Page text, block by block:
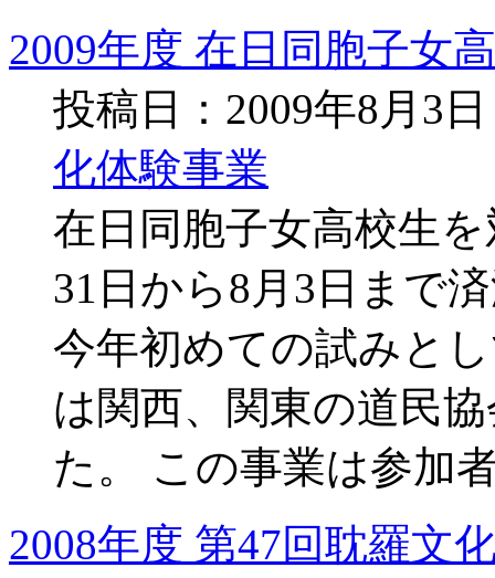
2009年度 在日同胞子女
投稿日：2009年8月3
化体験事業
在日同胞子女高校生
31日から8月3日まで
今年初めての試みと
は関西、関東の道民
た。 この事業は参加
2008年度 第47回耽羅文